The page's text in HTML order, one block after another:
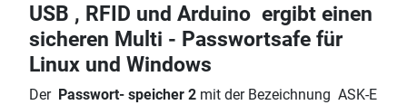
USB , RFID und Arduino ergibt einen
sicheren Multi - Passwortsafe für
Linux und Windows
Der Passwort- speicher 2 mit der Bezeichnung ASK-E